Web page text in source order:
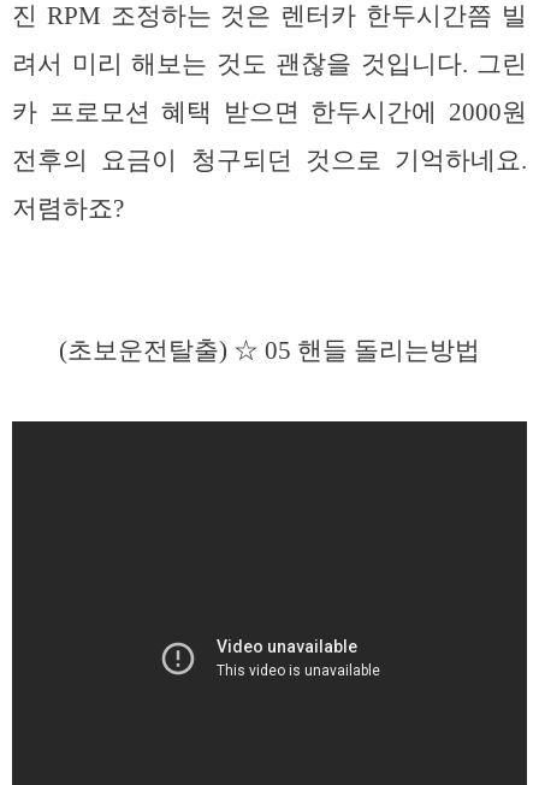
진 RPM 조정하는 것은 렌터카 한두시간쯤 빌
려서 미리 해보는 것도 괜찮을 것입니다. 그린
카 프로모션 혜택 받으면 한두시간에 2000원
전후의 요금이 청구되던 것으로 기억하네요.
저렴하죠?
(초보운전탈출) ☆ 05 핸들 돌리는방법